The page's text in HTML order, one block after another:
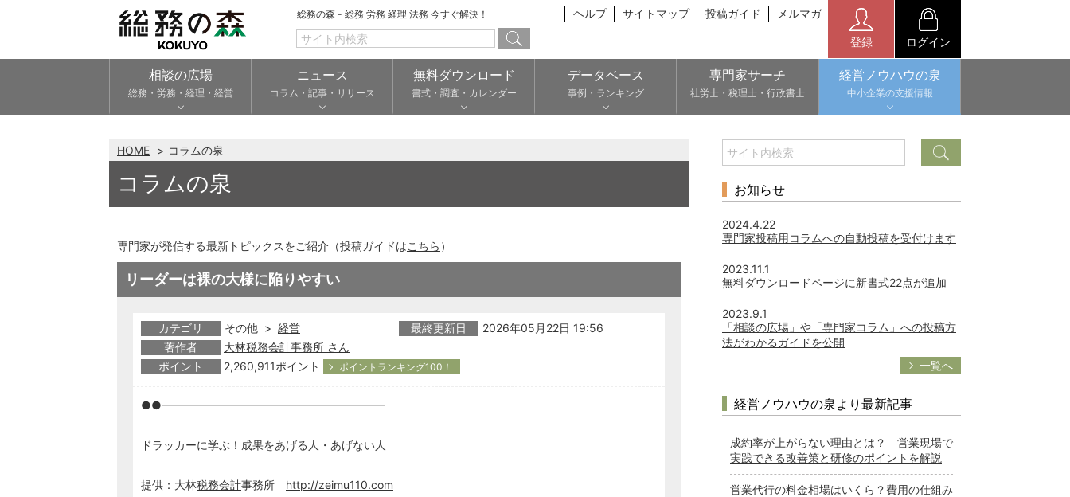
総務の森 - 総務 労務 経理 法務 今すぐ解決！ ヘルプ サイトマップ 投稿ガイド メルマガ
登録 ログイン
相談の広場
総務・労務・経理・経営
ニュース
コラム・記事・リリース
無料ダウンロード
書式・調査・カレンダー
データベース
事例・ランキング
専門家サーチ
社労士・税理士・行政書士
経営ノウハウの泉
中小企業の支援情報
HOME コラムの泉
コラムの泉
専門家が発信する最新トピックスをご紹介（投稿ガイドはこちら ）
リーダーは裸の大様に陥りやすい
カテゴリ その他 > 経営 最終更新日
2026年05月22日 19:56
著作者
大林税務会計事務所 さん
ポイント
2,260,911ポイント ポイントランキング100！
●●━━━━━━━━━━━━━━━━━━━━
ドラッカーに学ぶ！成果をあげる人・あげない人
提供：大林税務会計事務所 http://zeimu110.com
お知らせ
2024.4.22
専門家投稿用コラムへの自動投稿を受付けます
2023.11.1
無料ダウンロードページに新書式22点が追加
2023.9.1
「相談の広場」や「専門家コラム」への投稿方
法がわかるガイドを公開
一覧へ
経営ノウハウの泉より最新記事
成約率が上がらない理由とは？ 営業現場で
実践できる改善策と研修のポイントを解説
営業代行の料金相場はいくら？費用の仕組み